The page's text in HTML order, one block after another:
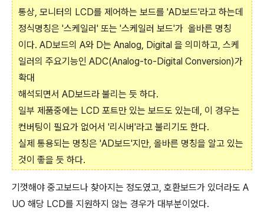
통상, 모니터의 LCD를 제어하는 보드를 'AD보드'라고 하는데
정식명칭은 '스케일러' 또는 '스케일러 보드'가 올바른 명칭
이다. AD보드의 A와 D는 Analog, Digital 을 의미하고, 스케
일러의 주요기능인 ADC(Analog-to-Digital Conversion)가
확대
해석되면서 AD보드라 불리는 듯 하다.
일부 제품중에는 LCD 포트만 있는 보드도 있는데, 이 경우는
컨버팅이 필요가 없어서 '리시버'라고 불리기도 한다.
실제 통용되는 명칭은 'AD보드'지만, 올바른 명칭을 알고 있는
것이 좋을 듯 하다.
기껏해야 중고보드나 찾아지는 정도였고, 호환보드가 있더라도 A
UO 해당 LCD를 지원하지 않는 경우가 대부분이었다.